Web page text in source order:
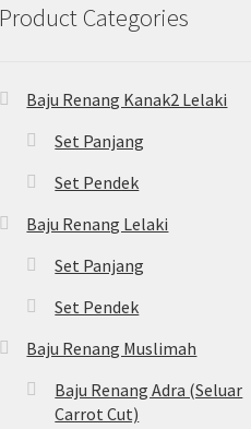
Product Categories
Baju Renang Kanak2 Lelaki
Set Panjang
Set Pendek
Baju Renang Lelaki
Set Panjang
Set Pendek
Baju Renang Muslimah
Baju Renang Adra (Seluar
Carrot Cut)